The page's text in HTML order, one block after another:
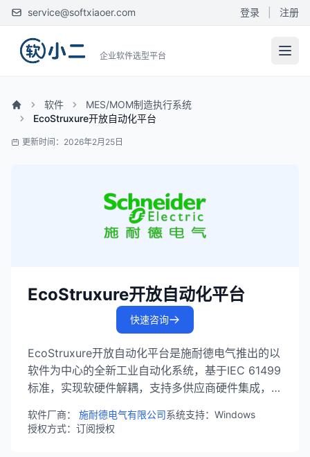
service@softxiaoer.com 登录 注册
企业软件选型平台
软件
MES/MOM制造执行系统
EcoStruxure开放自动化平台
更新时间：2026年2月25日
EcoStruxure开放自动化平台
快速咨询
EcoStruxure开放自动化平台是施耐德电气推出的以
软件为中心的全新工业自动化系统，基于IEC 61499
标准，实现软硬件解耦，支持多供应商硬件集成，帮
软件厂商： 施耐德电气有限公司系统支持：Windows
授权方式：订阅授权